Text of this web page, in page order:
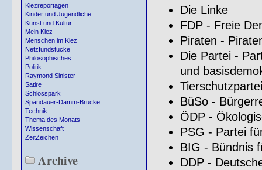
Kiezreportagen
Kinder und Jugendliche
Kunst und Kultur
Mein Kiez
Menschen im Kiez
Netzfundstücke
Philosophisches
Politik
Raymond Sinister
Satire
Schlosspark
Spandauer-Damm-Brücke
Technik
Thema des Monats
Wissenschaft
ZeitZeichen
Archive
Die Linke
FDP - Freie
Piraten -
Die Partei -
und
BüSo -
ÖDP -
PSG - Partei
BIG - Bündnis
DDP -